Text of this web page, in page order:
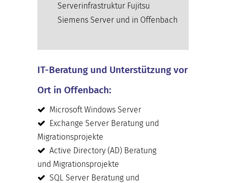
Serverinfrastruktur Fujitsu
Siemens Server und in Offenbach
IT-Beratung und Unterstützung vor
Ort in Offenbach:
Microsoft Windows Server
Exchange Server Beratung und
Migrationsprojekte
Active Directory (AD) Beratung
und Migrationsprojekte
SQL Server Beratung und